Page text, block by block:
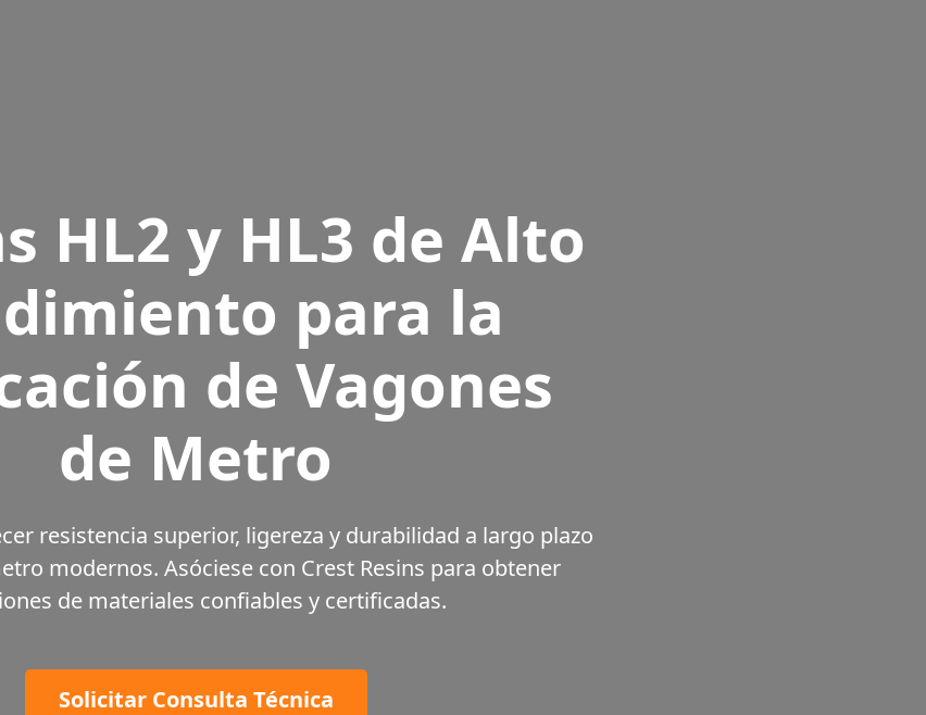
HL2 y HL3 de Alto
para la
de Vagones
de Metro
resistencia superior, ligereza y durabilidad a largo plazo
modernos. Asóciese con Crest Resins para obtener
de materiales confiables y certificadas.
Solicitar Consulta Técnica